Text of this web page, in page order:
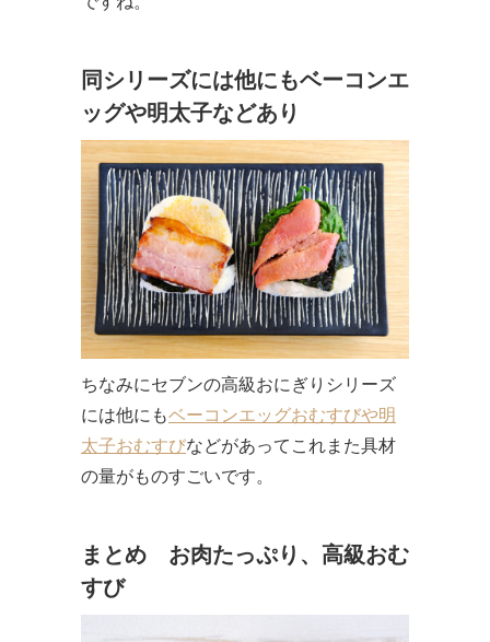
同シリーズには他にもベーコンエ
ッグや明太子などあり
ちなみにセブンの高級おにぎりシリーズ
には他にもベーコンエッグおむすびや明
太子おむすびなどがあってこれまた具材
の量がものすごいです。
まとめ お肉たっぷり、高級おむ
すび